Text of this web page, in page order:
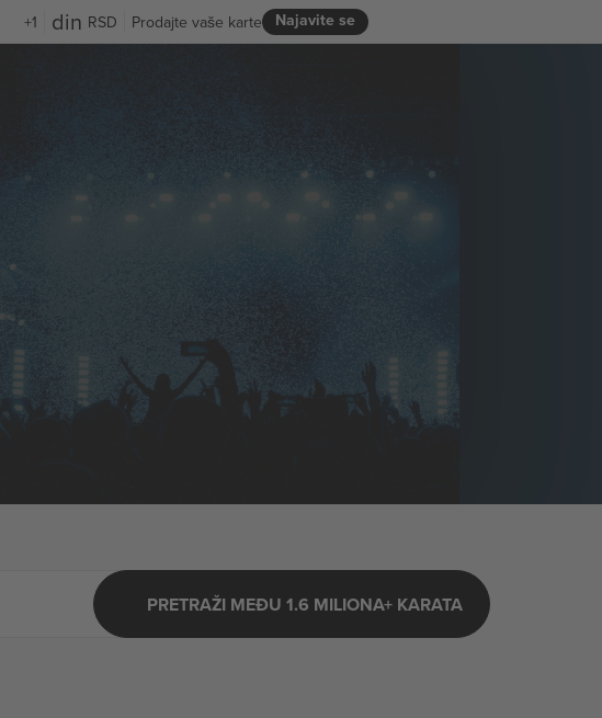
+1 RSD Najavite se
Prodajte vaše karte
PRETRAŽI MEĐU 1.6 MILIONA+ KARATA